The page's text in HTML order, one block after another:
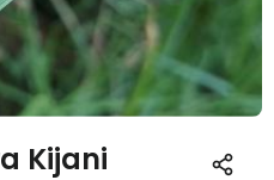
Kijani